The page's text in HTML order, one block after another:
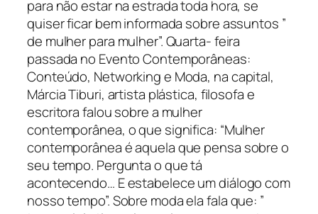
para não estar na estrada toda hora, se
quiser ficar bem informada sobre assuntos ”
de mulher para mulher”. Quarta- feira
passada no Evento Contemporâneas:
Conteúdo, Networking e Moda, na capital,
Márcia Tiburi, artista plástica, filosofa e
escritora falou sobre a mulher
contemporânea, o que significa: “Mulher
contemporânea é aquela que pensa sobre o
seu tempo. Pergunta o que tá
acontecendo… E estabelece um diálogo com
nosso tempo”. Sobre moda ela fala que: ”